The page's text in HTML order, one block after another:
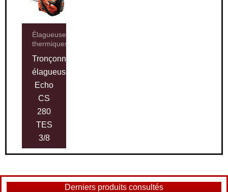
Élagueuses
thermiques
Tronçonneuse
élagueuse
Echo
CS
280
TES
3/8
Derniers produits consultés